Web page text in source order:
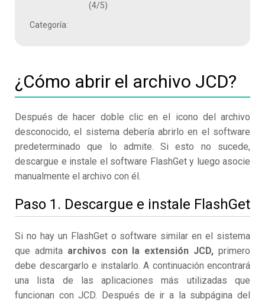
(4/5)
Categoría:
¿Cómo abrir el archivo JCD?
Después de hacer doble clic en el icono del archivo
desconocido, el sistema debería abrirlo en el software
predeterminado que lo admite. Si esto no sucede,
descargue e instale el software FlashGet y luego asocie
manualmente el archivo con él.
Paso 1. Descargue e instale FlashGet
Si no hay un FlashGet o software similar en el sistema
que admita archivos con la extensión JCD, primero
debe descargarlo e instalarlo. A continuación encontrará
una lista de las aplicaciones más utilizadas que
funcionan con JCD. Después de ir a la subpágina del